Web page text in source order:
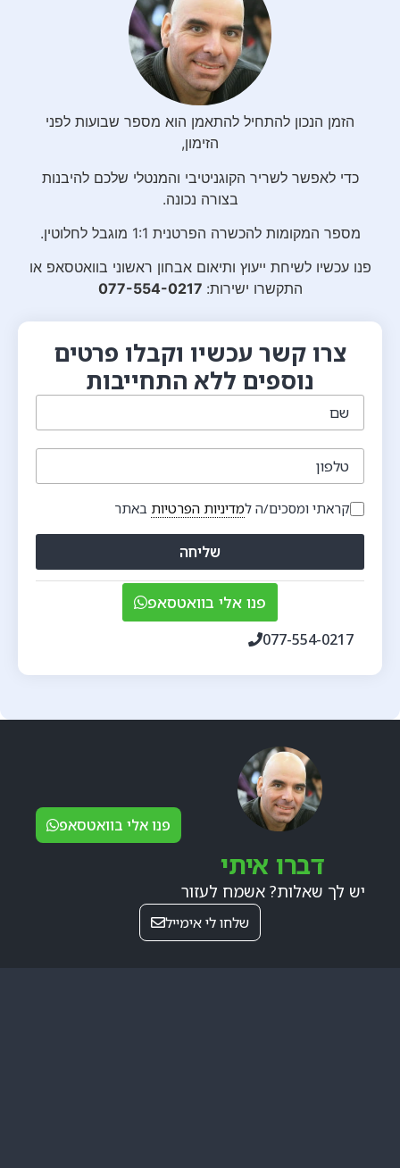
הזמן הנכון להתחיל להתאמן הוא מספר שבועות לפני
הזימון,
כדי לאפשר לשריר הקוגניטיבי והמנטלי שלכם להיבנות
בצורה נכונה.
מספר המקומות להכשרה הפרטנית 1:1 מוגבל לחלוטין.
פנו עכשיו לשיחת ייעוץ ותיאום אבחון ראשוני בוואטסאפ או
התקשרו ישירות:
צרו קשר עכשיו וקבלו פרטים
נוספים ללא התחייבות
שם
טלפון
קראתי ומסכים/ה למדיניות הפרטיות באתר
שליחה
פנו אלי בוואטסאפ
077-554-0217
דברו איתי
יש לך שאלות? אשמח לעזור
פנו אלי בוואטסאפ
שלחו לי אימייל